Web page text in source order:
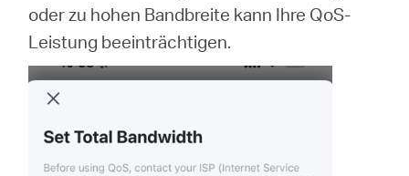
oder zu hohen Bandbreite kann Ihre QoS-
Leistung beeinträchtigen.